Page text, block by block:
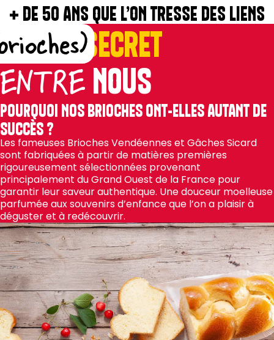
+ DE 50 ANS QUE L’ON TRESSE DES LIENS
PAS DESECRET
ENTRE NOUS
POURQUOI NOS BRIOCHES ONT-ELLES AUTANT DE
SUCCÈS ?
Les fameuses Brioches Vendéennes et Gâches Sicard
sont fabriquées à partir de matières premières
rigoureusement sélectionnées provenant
principalement du Grand Ouest de la France pour
garantir leur saveur authentique. Une douceur moelleuse
parfumée aux souvenirs d’enfance que l’on a plaisir à
déguster et à redécouvrir.